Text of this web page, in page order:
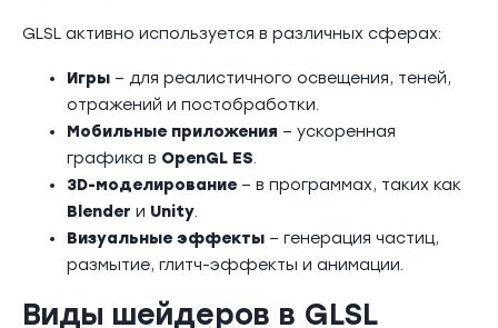
GLSL активно используется в различных сферах:
Игры – для реалистичного освещения, теней,
отражений и постобработки.
Мобильные приложения – ускоренная
графика в OpenGL ES.
3D-моделирование – в программах, таких как
Blender и Unity.
Визуальные эффекты – генерация частиц,
размытие, глитч-эффекты и анимации.
Виды шейдеров в GLSL